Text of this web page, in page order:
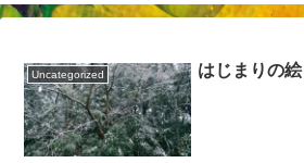
Uncategorized はじまりの絵